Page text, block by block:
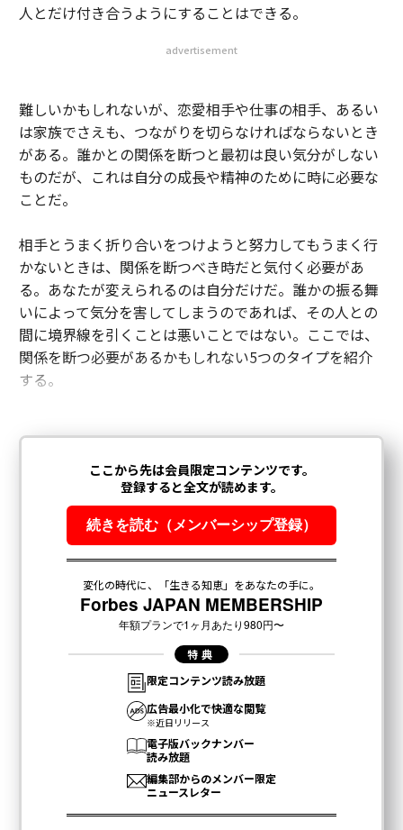
人とだけ付き合うようにすることはできる。
advertisement
難しいかもしれないが、恋愛相手や仕事の相手、あるい
は家族でさえも、つながりを切らなければならないとき
がある。誰かとの関係を断つと最初は良い気分がしない
ものだが、これは自分の成長や精神のために時に必要な
ことだ。
相手とうまく折り合いをつけようと努力してもうまく行
かないときは、関係を断つべき時だと気付く必要があ
る。あなたが変えられるのは自分だけだ。誰かの振る舞
いによって気分を害してしまうのであれば、その人との
間に境界線を引くことは悪いことではない。ここでは、
関係を断つ必要があるかもしれない5つのタイプを紹介
する。